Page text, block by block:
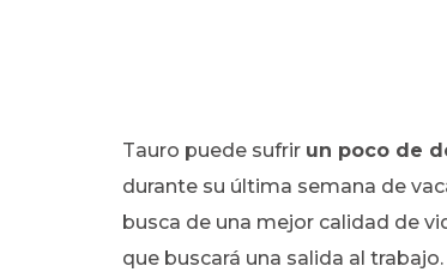
Tauro puede sufrir un poco de
durante su última semana de
busca de una mejor calidad de
que buscará una salida al trabajo.